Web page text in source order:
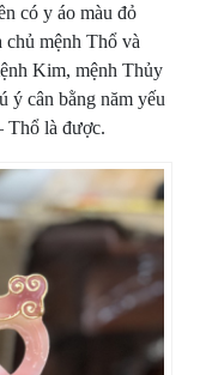
có y áo màu đỏ
mệnh Thổ và
Kim, mệnh Thủy
ý cân bằng năm yếu
Thổ là được.